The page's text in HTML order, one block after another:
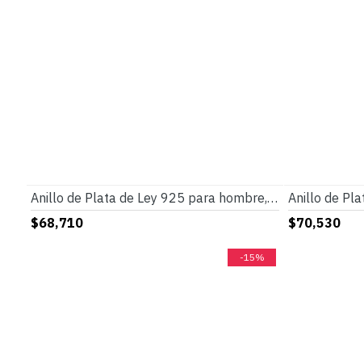
Anillo de Plata de Ley 925 para hombre, anillo con adorno de piedra de ónix Natural negra, anillos de pareja de plata tailandesa Punk Vintage para mujer
$68,710
$70,530
-15%